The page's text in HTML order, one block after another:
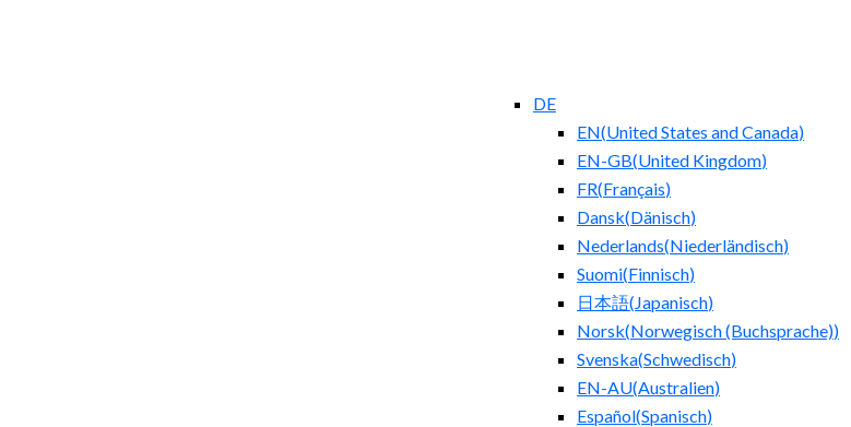
DE
EN(United States and Canada)
EN-GB(United Kingdom)
FR(Français)
Dansk(Dänisch)
Nederlands(Niederländisch)
Suomi(Finnisch)
日本語(Japanisch)
Norsk(Norwegisch (Buchsprache))
Svenska(Schwedisch)
EN-AU(Australien)
Español(Spanisch)